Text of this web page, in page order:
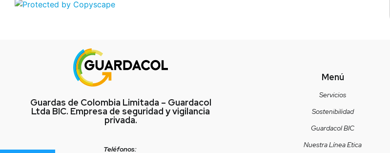
Guardas de Colombia Limitada – Guardacol
Ltda BIC. Empresa de seguridad y vigilancia
privada.
Teléfonos:
Menú
Servicios
Sostenibilidad
Guardacol BIC
Nuestra Línea Etica